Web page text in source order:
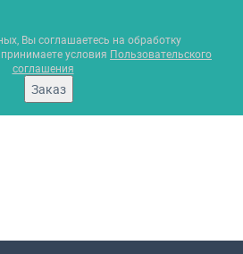
Вы соглашаетесь на обработку
условия Пользовательского
соглашения
Заказ